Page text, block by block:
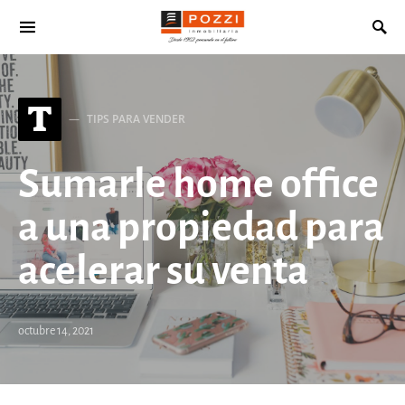
Search for:
T TIPS PARA VENDER
Sumarle home office
a una propiedad para
acelerar su venta
octubre 14, 2021